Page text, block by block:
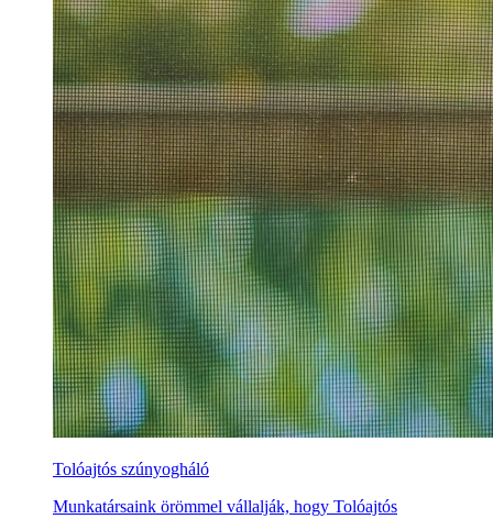
Tolóajtós szúnyogháló
Munkatársaink örömmel vállalják, hogy Tolóajtós